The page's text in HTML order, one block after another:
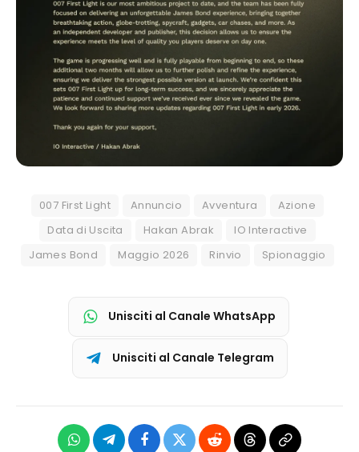
007 First Light Annuncio Avventura
Azione
Data di Uscita
Hakan Abrak
IO Interactive
James Bond
Maggio 2026 Rinvio Spionaggio
Unisciti al Canale WhatsApp
Unisciti al Canale Telegram